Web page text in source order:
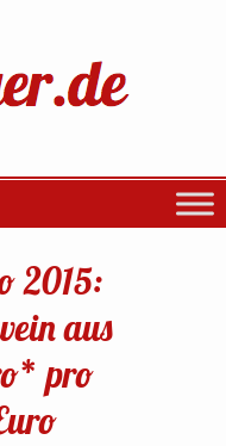
2015:
aus
pro